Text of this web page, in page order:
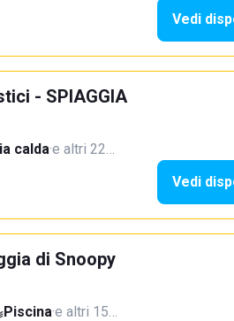
Vedi
- SPIAGGIA
calda·e altri 22…
Vedi
di Snoopy
Piscina·e altri 15…